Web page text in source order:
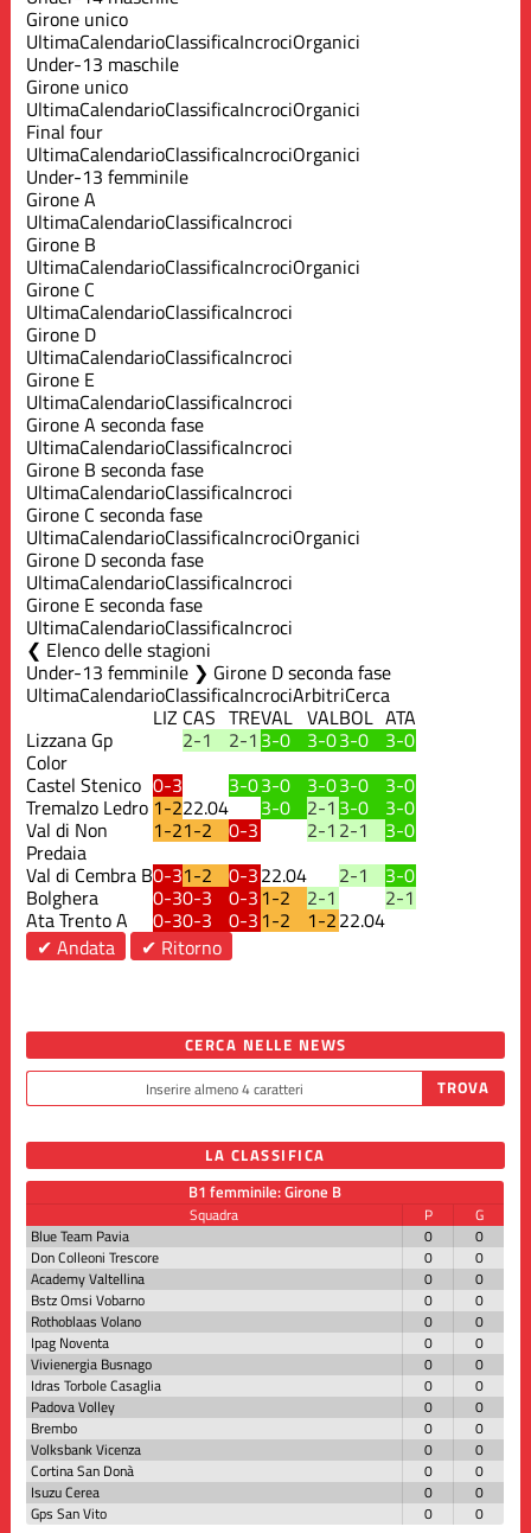
Girone unico
UltimaCalendarioClassificaIncrociOrganici
Under-13 maschile
Girone unico
UltimaCalendarioClassificaIncrociOrganici
Final four
UltimaCalendarioClassificaIncrociOrganici
Under-13 femminile
Girone A
UltimaCalendarioClassificaIncroci
Girone B
UltimaCalendarioClassificaIncrociOrganici
Girone C
UltimaCalendarioClassificaIncroci
Girone D
UltimaCalendarioClassificaIncroci
Girone E
UltimaCalendarioClassificaIncroci
Girone A seconda fase
UltimaCalendarioClassificaIncroci
Girone B seconda fase
UltimaCalendarioClassificaIncroci
Girone C seconda fase
UltimaCalendarioClassificaIncrociOrganici
Girone D seconda fase
UltimaCalendarioClassificaIncroci
Girone E seconda fase
UltimaCalendarioClassificaIncroci
Elenco delle stagioni
Under-13 femminile ❯ Girone D seconda fase
UltimaCalendarioClassificaIncrociArbitriCerca
LIZ CAS TREVAL VALBOL ATA
Lizzana Gp
Color
2-1 2-1 3-0 3-03-0
3-0
Castel Stenico 0-3 3-03-0 3-03-0 3-0
Tremalzo Ledro 1-222.04 3-0 2-1 3-0 3-0
Val di Non
Predaia
1-21-2 0-3 2-1 2-1
3-0
Val di Cembra B0-31-2 0-322.04 2-1 3-0
Bolghera 0-30-3 0-3 1-2 2-1 2-1
Ata Trento A 0-30-3 0-3 1-2 1-222.04
✔ Andata
✔ Ritorno
CERCA NELLE NEWS
LA CLASSIFICA
B1 femminile: Girone B
Squadra P
G
Blue Team Pavia
0
0
Don Colleoni Trescore
0
0
Academy Valtellina
0
0
Bstz Omsi Vobarno
0
0
Rothoblaas Volano
0
0
Ipag Noventa
0
0
Vivienergia Busnago
0
0
Idras Torbole Casaglia
0
0
Padova Volley
0
0
Brembo
0
0
Volksbank Vicenza
0
0
Cortina San Donà
0
0
Isuzu Cerea
0
0
Gps San Vito
0 0